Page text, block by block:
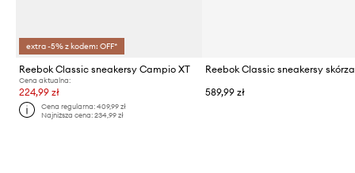
extra -5% z kodem: OFF*
Reebok Classic sneakersy Campio XT
Cena aktualna:
224,99 zł
Cena regularna:409,99 zł
Najniższa cena:234,99 zł
589,99 zł